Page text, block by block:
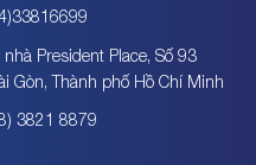
President Place, Số 93
Gòn, Thành phố Hồ Chí Minh
3821 8879